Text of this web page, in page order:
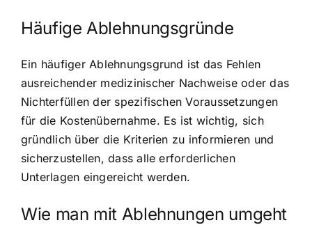
Häufige Ablehnungsgründe
Ein häufiger Ablehnungsgrund ist das Fehlen
ausreichender medizinischer Nachweise oder das
Nichterfüllen der spezifischen Voraussetzungen
für die Kostenübernahme. Es ist wichtig, sich
gründlich über die Kriterien zu informieren und
sicherzustellen, dass alle erforderlichen
Unterlagen eingereicht werden.
Wie man mit Ablehnungen umgeht